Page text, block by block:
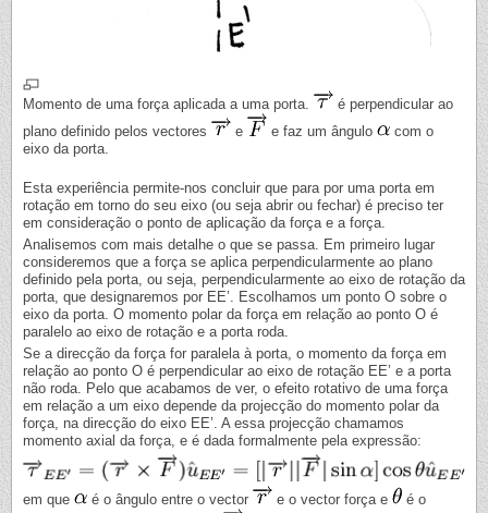
Momento de uma força aplicada a uma porta.
é perpendicular ao
plano definido pelos vectores
e e faz um ângulo
com o
eixo da porta.
Esta experiência permite-nos concluir que para por uma porta em
rotação em torno do seu eixo (ou seja abrir ou fechar) é preciso ter
em consideração o ponto de aplicação da força e a força.
Analisemos com mais detalhe o que se passa. Em primeiro lugar
consideremos que a força se aplica perpendicularmente ao plano
definido pela porta, ou seja, perpendicularmente ao eixo de rotação da
porta, que designaremos por EE’. Escolhamos um ponto O sobre o
eixo da porta. O momento polar da força em relação ao ponto O é
paralelo ao eixo de rotação e a porta roda.
Se a direcção da força for paralela à porta, o momento da força em
relação ao ponto O é perpendicular ao eixo de rotação EE’ e a porta
não roda. Pelo que acabamos de ver, o efeito rotativo de uma força
em relação a um eixo depende da projecção do momento polar da
força, na direcção do eixo EE’. A essa projecção chamamos
momento axial da força, e é dada formalmente pela expressão:
em que é o ângulo entre o vector e o vector força e é o